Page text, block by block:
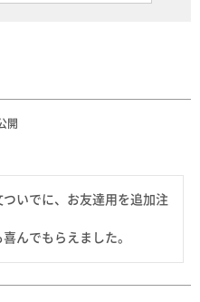
開
いでに、お友達用を追加注
んでもらえました。